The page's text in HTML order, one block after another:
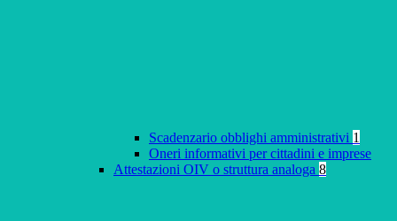
Scadenzario obblighi amministrativi 1
Oneri informativi per cittadini e imprese
Attestazioni OIV o struttura analoga 8